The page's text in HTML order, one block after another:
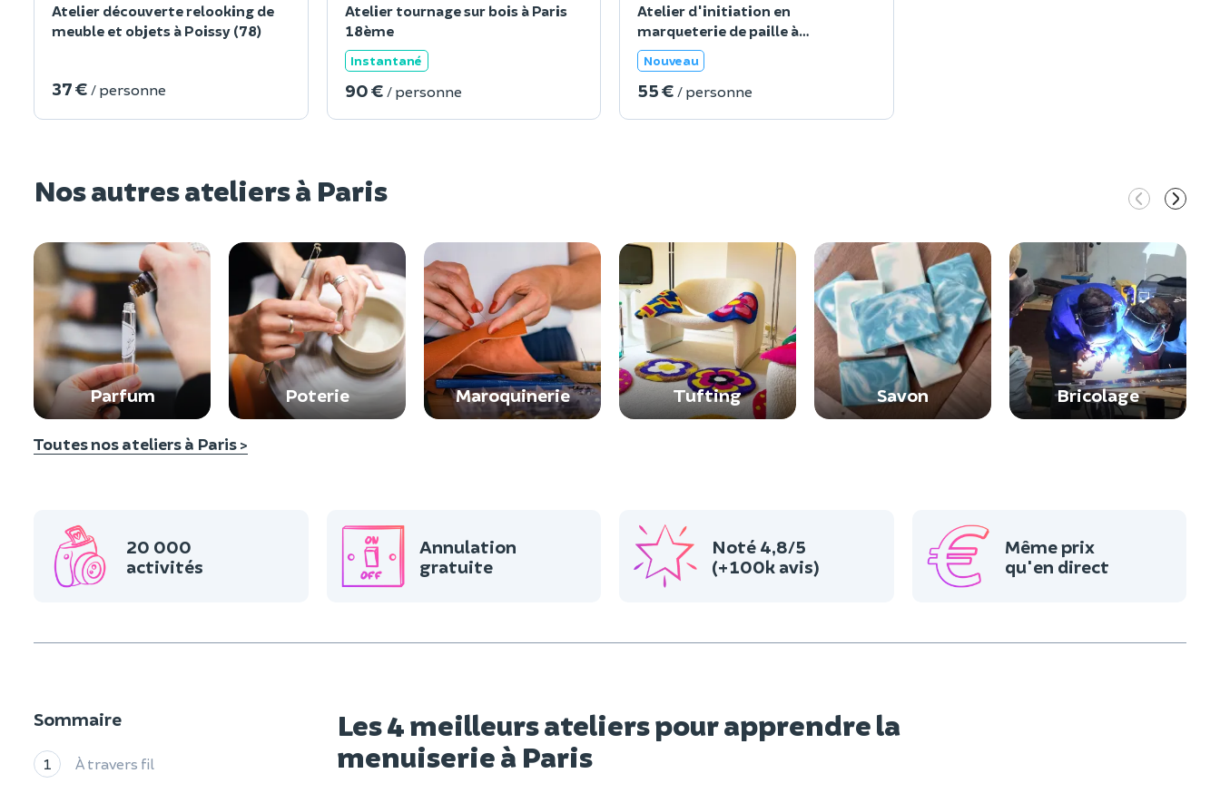
Atelier découverte relooking de
meuble et objets à Poissy (78)
37 € / personne
Atelier tournage sur bois à Paris
18ème
Instantané
90 € / personne
Atelier d'initiation en
marqueterie de paille à
Fontainebleau
Nouveau
55 € / personne
Nos autres ateliers à Paris
Parfum Poterie Maroquinerie Tufting Savon Bricolage
Toutes nos ateliers à Paris >
20 000
activités
Annulation
gratuite
Noté 4,8/5
(+100k avis)
Même prix
qu'en direct
Sommaire
1 À travers fil
Les 4 meilleurs ateliers pour apprendre la
menuiserie à Paris